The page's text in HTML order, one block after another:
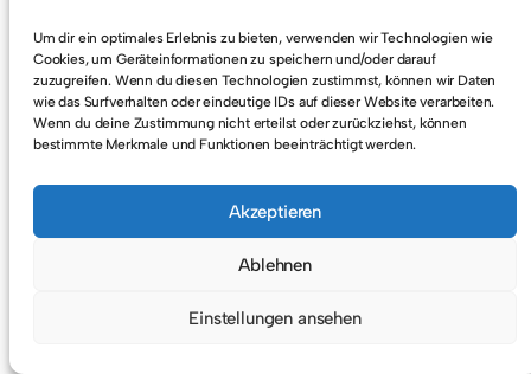
Um dir ein optimales Erlebnis zu bieten, verwenden wir Technologien wie
Cookies, um Geräteinformationen zu speichern und/oder darauf
zuzugreifen. Wenn du diesen Technologien zustimmst, können wir Daten
wie das Surfverhalten oder eindeutige IDs auf dieser Website verarbeiten.
Wenn du deine Zustimmung nicht erteilst oder zurückziehst, können
bestimmte Merkmale und Funktionen beeinträchtigt werden.
Akzeptieren
Ablehnen
Einstellungen ansehen
© 2026KATJA KULLMANNIMPRESSUM & DATENSCHUTZ